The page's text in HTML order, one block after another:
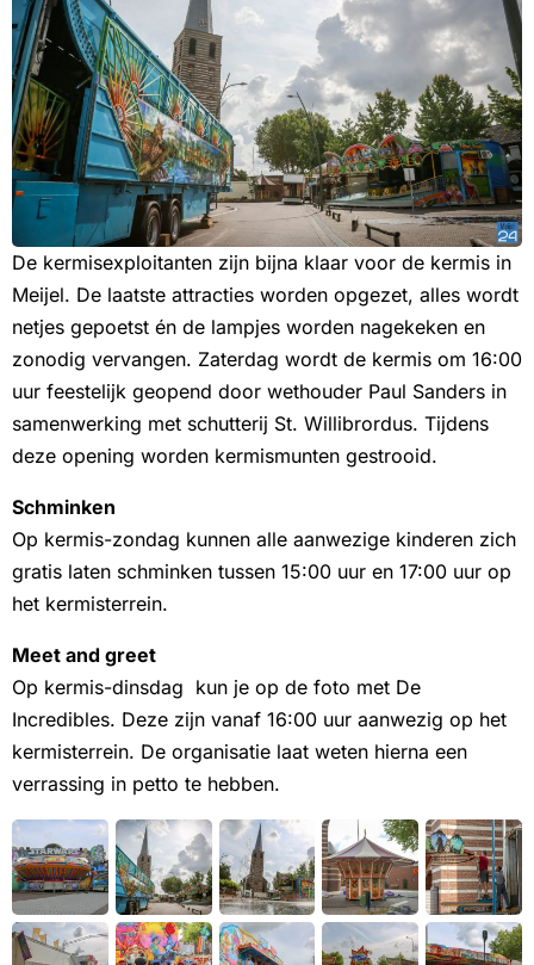
De kermisexploitanten zijn bijna klaar voor de kermis in
Meijel. De laatste attracties worden opgezet, alles wordt
netjes gepoetst én de lampjes worden nagekeken en
zonodig vervangen. Zaterdag wordt de kermis om 16:00
uur feestelijk geopend door wethouder Paul Sanders in
samenwerking met schutterij St. Willibrordus. Tijdens
deze opening worden kermismunten gestrooid.
Schminken
Op kermis-zondag kunnen alle aanwezige kinderen zich
gratis laten schminken tussen 15:00 uur en 17:00 uur op
het kermisterrein.
Meet and greet
Op kermis-dinsdag kun je op de foto met De
Incredibles. Deze zijn vanaf 16:00 uur aanwezig op het
kermisterrein. De organisatie laat weten hierna een
verrassing in petto te hebben.